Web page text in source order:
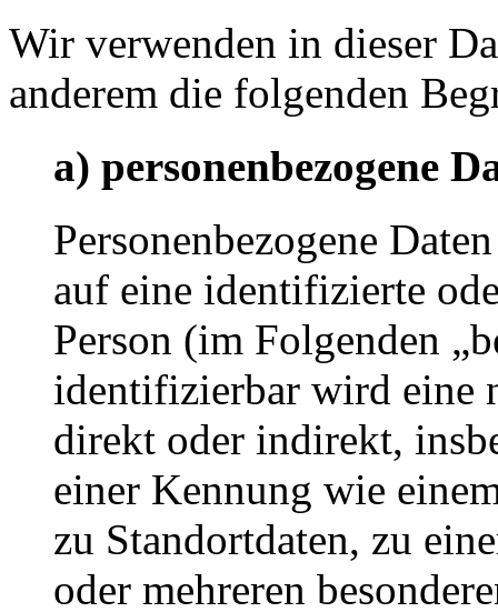
Wir verwenden in dieser
anderem die folgenden
a) personenbezogene
Personenbezogene
auf eine identifizierte
Person (im Folgenden
identifizierbar wird eine
direkt oder indirekt,
einer Kennung wie
zu Standortdaten, zu
oder mehreren